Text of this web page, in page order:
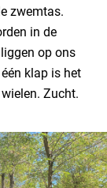
zwemtas.
in de
op ons
klap is het
Zucht.